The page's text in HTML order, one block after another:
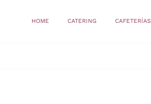
HOME CATERING CAFETERÍAS